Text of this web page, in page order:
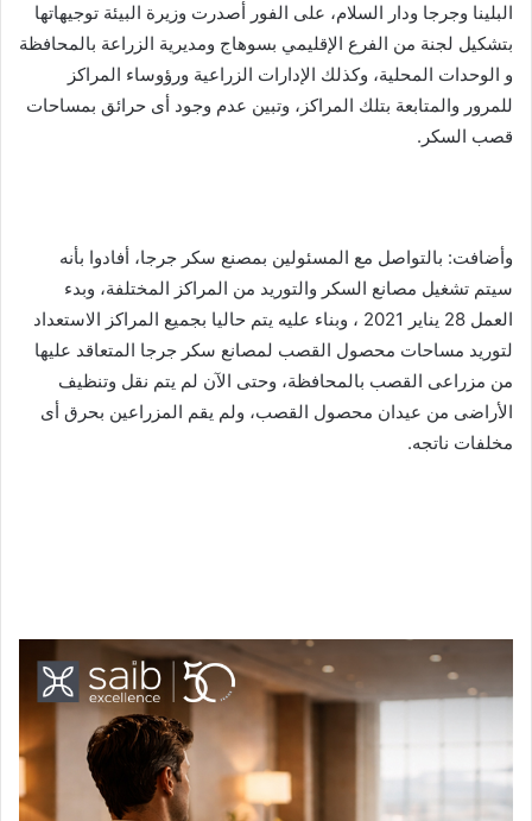
البلينا وجرجا ودار السلام، على الفور أصدرت وزيرة البيئة توجيهاتها
بتشكيل لجنة من الفرع الإقليمي بسوهاج ومديرية الزراعة بالمحافظة
و الوحدات المحلية، وكذلك الإدارات الزراعية ورؤوساء المراكز
للمرور والمتابعة بتلك المراكز، وتبين عدم وجود أى حرائق بمساحات
قصب السكر.
وأضافت: بالتواصل مع المسئولين بمصنع سكر جرجا، أفادوا بأنه
سيتم تشغيل مصانع السكر والتوريد من المراكز المختلفة، وبدء
العمل 28 يناير 2021 ، وبناء عليه يتم حاليا بجميع المراكز الاستعداد
لتوريد مساحات محصول القصب لمصانع سكر جرجا المتعاقد عليها
من مزراعى القصب بالمحافظة، وحتى الآن لم يتم نقل وتنظيف
الأراضى من عيدان محصول القصب، ولم يقم المزراعين بحرق أى
مخلفات ناتجه.